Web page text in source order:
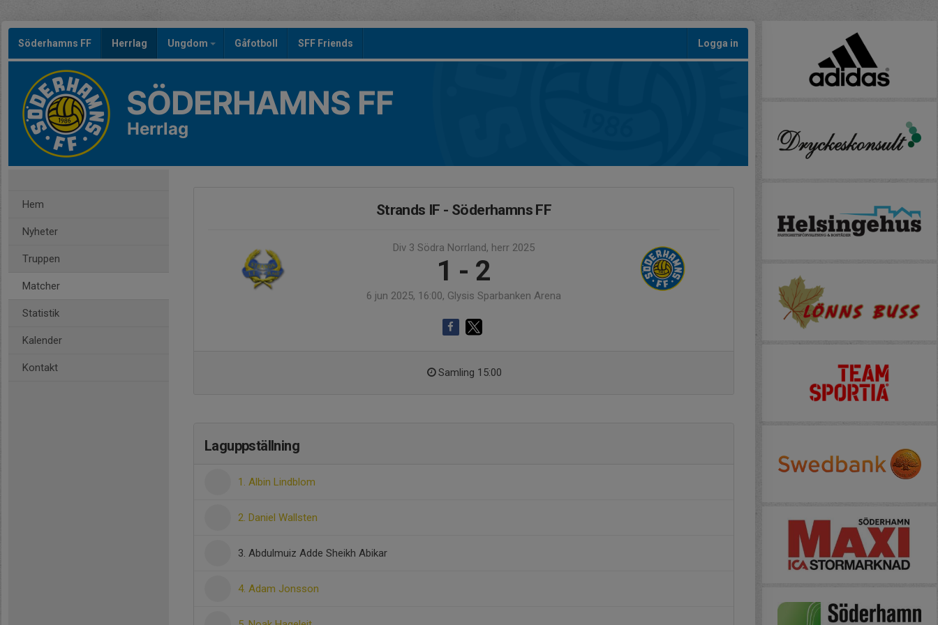
Söderhamns FF Herrlag Ungdom Gåfotboll SFF Friends Logga in
SÖDERHAMNS FF
Herrlag
Hem
Nyheter
Truppen
Matcher
Statistik
Kalender
Kontakt
Strands IF - Söderhamns FF
Div 3 Södra Norrland, herr 2025
1 - 2
6 jun 2025, 16:00, Glysis Sparbanken Arena
Samling 15:00
Laguppställning
1. Albin Lindblom
2. Daniel Wallsten
3. Abdulmuiz Adde Sheikh Abikar
4. Adam Jonsson